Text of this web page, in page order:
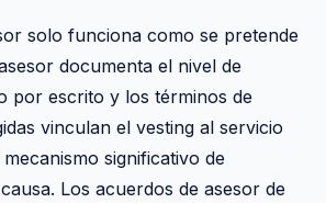
solo funciona como se pretende
documenta el nivel de
por escrito y los términos de
vinculan el vesting al servicio
significativo de
Los acuerdos de asesor de